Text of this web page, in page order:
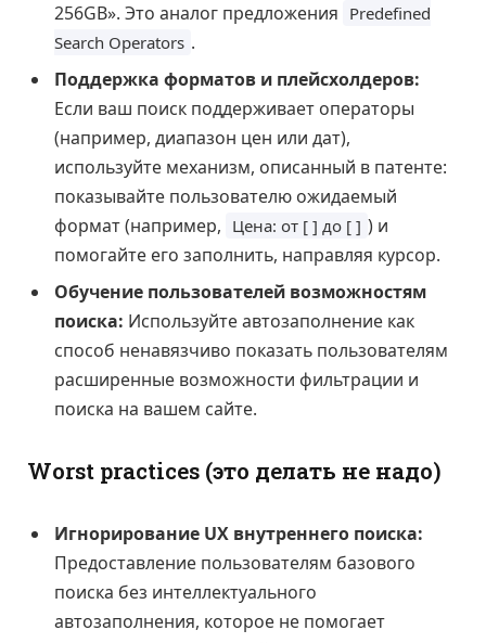
256GB». Это аналог предложения Predefined
Search Operators .
Поддержка форматов и плейсхолдеров:
Если ваш поиск поддерживает операторы
(например, диапазон цен или дат),
используйте механизм, описанный в патенте:
показывайте пользователю ожидаемый
формат (например, Цена: от [ ] до [ ] ) и
помогайте его заполнить, направляя курсор.
Обучение пользователей возможностям
поиска: Используйте автозаполнение как
способ ненавязчиво показать пользователям
расширенные возможности фильтрации и
поиска на вашем сайте.
Worst practices (это делать не надо)
Игнорирование UX внутреннего поиска:
Предоставление пользователям базового
поиска без интеллектуального
автозаполнения, которое не помогает